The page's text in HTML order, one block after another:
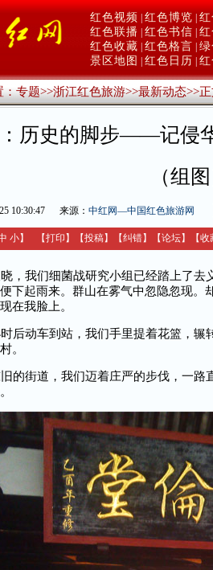
红色视频 红色博览
红色联播 红色书信
红色收藏 红色格言 绿
景区地图
红色日历
：专题>>浙江红色旅游>>最新动态>>
历史的脚步——记侵
（组图
10:30:47 来源： 中红网—中国红色旅游网
小】 【打印 】 【投稿】 【纠错】 【论坛】 【收
，我们细菌战研究小组已经踏上了去
下起雨来。群山在雾气中忽隐忽现。
在我脸上。
后动车到站，我们手里提着花篮，辗
。
的街道，我们迈着庄严的步伐，一路